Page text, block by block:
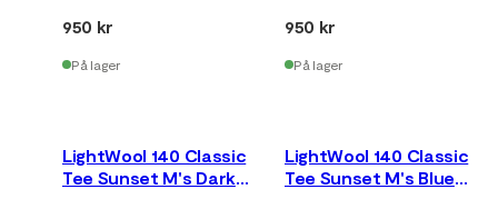
950 kr
På lager
950 kr
På lager
LightWool 140 Classic
Tee Sunset M's Dark
LightWool 140 Classic
Tee Sunset M's Blue